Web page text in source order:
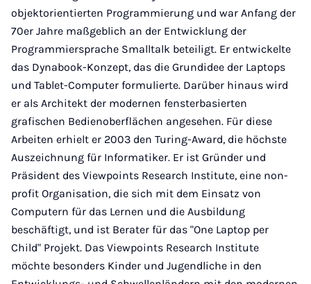
objektorientierten Programmierung und war Anfang der
70er Jahre maßgeblich an der Entwicklung der
Programmiersprache Smalltalk beteiligt. Er entwickelte
das Dynabook-Konzept, das die Grundidee der Laptops
und Tablet-Computer formulierte. Darüber hinaus wird
er als Architekt der modernen fensterbasierten
grafischen Bedienoberflächen angesehen. Für diese
Arbeiten erhielt er 2003 den Turing-Award, die höchste
Auszeichnung für Informatiker. Er ist Gründer und
Präsident des Viewpoints Research Institute, eine non-
profit Organisation, die sich mit dem Einsatz von
Computern für das Lernen und die Ausbildung
beschäftigt, und ist Berater für das "One Laptop per
Child" Projekt. Das Viewpoints Research Institute
möchte besonders Kinder und Jugendliche in den